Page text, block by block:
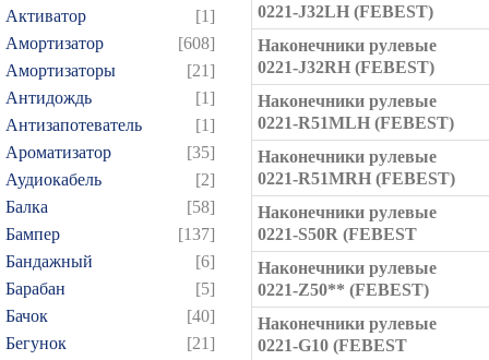
Активатор
[1]
Амортизатор
[608]
Амортизаторы
[21]
Антидождь
[1]
Антизапотеватель
[1]
Ароматизатор
[35]
Аудиокабель
[2]
Балка
[58]
Бампер
[137]
Бандажный
[6]
Барабан
[5]
Бачок
[40]
Бегунок
[21]
0221-J32LH (FEBEST)
Наконечники рулевые
0221-J32RH (FEBEST)
Наконечники рулевые
0221-R51MLH (FEBEST)
Наконечники рулевые
0221-R51MRH (FEBEST)
Наконечники рулевые
0221-S50R (FEBEST
Наконечники рулевые
0221-Z50** (FEBEST)
Наконечники рулевые
0221-G10 (FEBEST